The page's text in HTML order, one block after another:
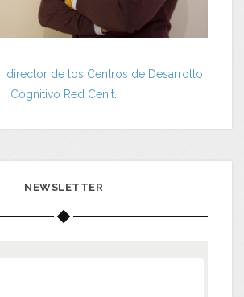
director de los Centros de Desarrollo
Cognitivo Red Cenit.
NEWSLETTER